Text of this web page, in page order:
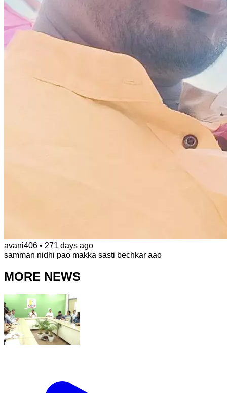
avani406 • 271 days ago
samman nidhi pao makka sasti bechkar aao
MORE NEWS